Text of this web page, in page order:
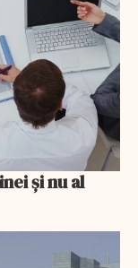
și nu al